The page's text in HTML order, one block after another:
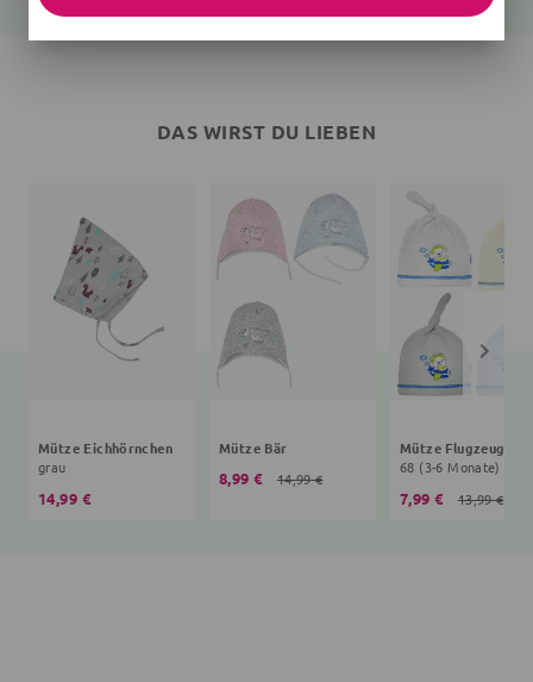
DAS WIRST DU LIEBEN
Mütze Eichhörnchen
grau
14,99 €
Mütze Bär
8,99 € 14,99 €
Mütze Flugzeug
68 (3-6 Monate)
7,99 € 13,99 €